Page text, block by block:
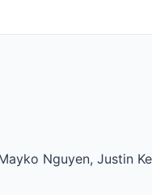
Nguyen, Justin